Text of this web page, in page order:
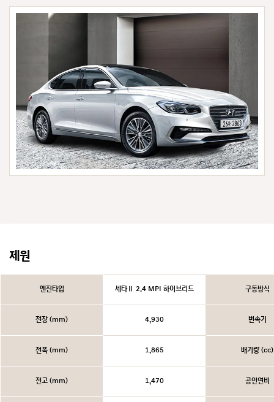
제원
엔진타입 세타Ⅱ 2.4 MPI 하이브리드 구동방식
전장 (mm) 4,930 변속기
전폭 (mm) 1,865 배기량 (cc)
전고 (mm) 1,470 공인연비